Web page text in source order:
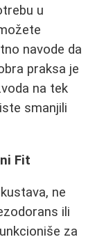
u
navode da
praksa je
na tek
smanjili
Fit
ne
ili
za